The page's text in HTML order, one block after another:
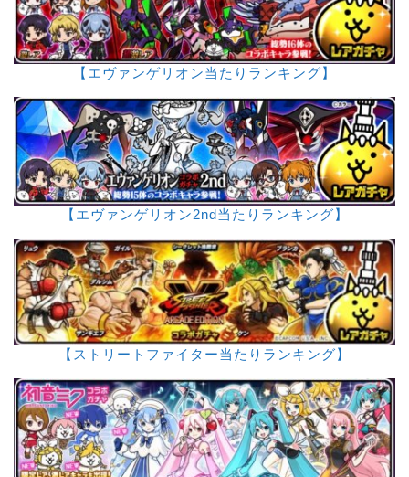
【エヴァンゲリオン当たりランキング】
【エヴァンゲリオン2nd当たりランキング】
【ストリートファイター当たりランキング】